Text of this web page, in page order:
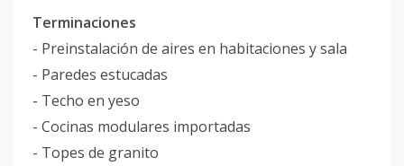
Terminaciones
- Preinstalación de aires en habitaciones y sala
- Paredes estucadas
- Techo en yeso
- Cocinas modulares importadas
- Topes de granito